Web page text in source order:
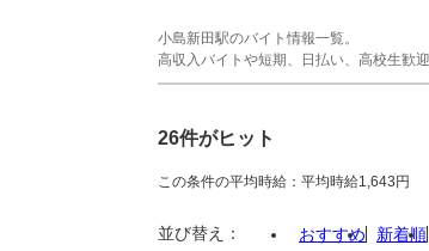
小島新田駅のバイト情報一覧。
高収入バイトや短期、日払い、高校生歓
26件がヒット
この条件の平均時給：平均時給1,643円
並び替え： おすすめ 新着順